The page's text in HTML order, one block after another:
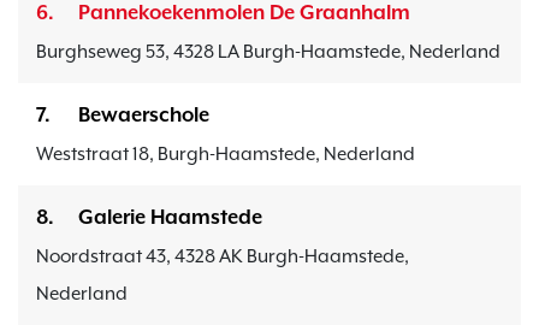
6. Pannekoekenmolen De Graanhalm
Burghseweg 53, 4328 LA Burgh-Haamstede, Nederland
7. Bewaerschole
Weststraat 18, Burgh-Haamstede, Nederland
8. Galerie Haamstede
Noordstraat 43, 4328 AK Burgh-Haamstede,
Nederland